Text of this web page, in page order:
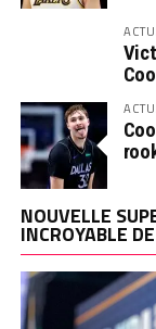
NOUVELLE
INCROYABLE